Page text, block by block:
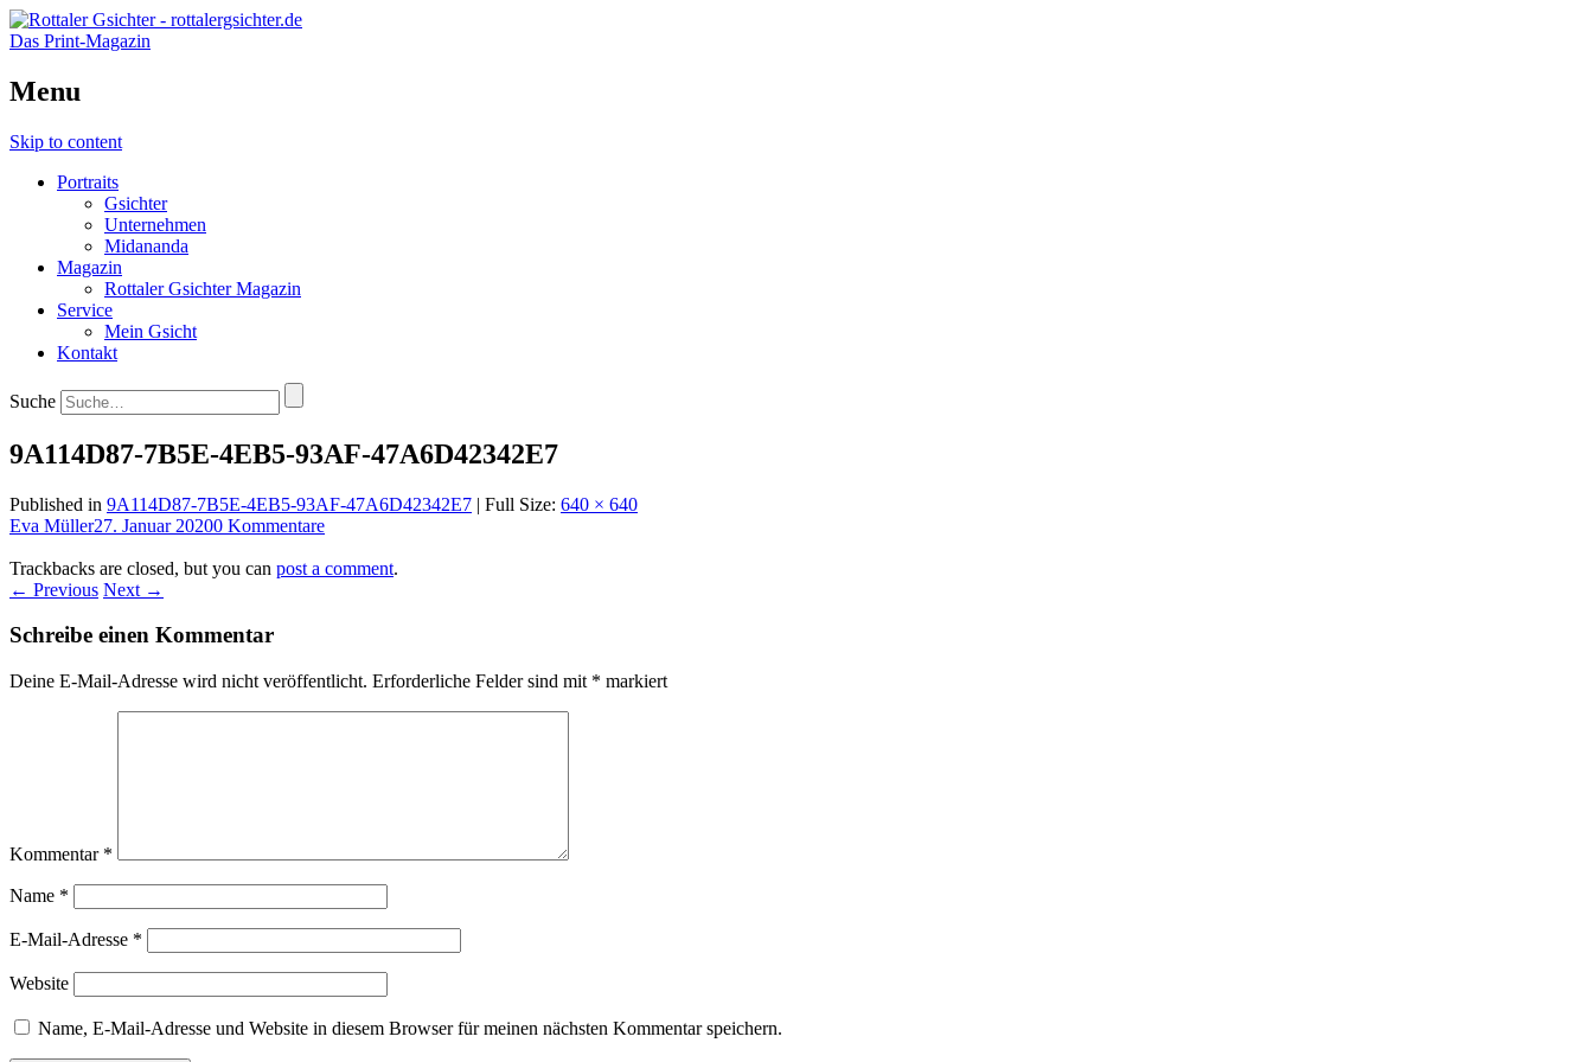
Das Print-Magazin
Menu
Skip to content
Portraits
Gsichter
Unternehmen
Midananda
Magazin
Rottaler Gsichter Magazin
Service
Mein Gsicht
Kontakt
Suche
9A114D87-7B5E-4EB5-93AF-47A6D42342E7
Published in 9A114D87-7B5E-4EB5-93AF-47A6D42342E7 | Full Size: 640 × 640
Eva Müller27. Januar 20200 Kommentare
Trackbacks are closed, but you can post a comment.
← Previous Next →
Schreibe einen Kommentar
Deine E-Mail-Adresse wird nicht veröffentlicht. Erforderliche Felder sind mit * markiert
Kommentar *
Name *
E-Mail-Adresse *
Website
Name, E-Mail-Adresse und Website in diesem Browser für meinen nächsten Kommentar speichern.